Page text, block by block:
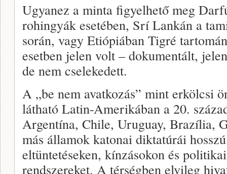
Ugyanez a minta figyelhető meg
rohingyák esetében, Srí Lankán a
során, vagy Etiópiában Tigré
esetben jelen volt – dokumentált,
de nem cselekedett.
A „be nem avatkozás” mint erkölcsi
látható Latin-Amerikában a 20.
Argentína, Chile, Uruguay, Brazília,
más államok katonai diktatúrái
eltüntetéseken, kínzásokon és
rendszereket. A térségben elvileg